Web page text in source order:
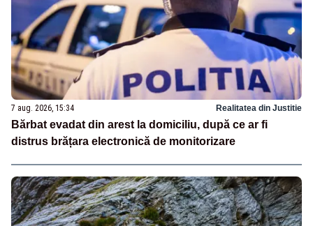
7 aug. 2026, 15:34 Realitatea din Justitie
Bărbat evadat din arest la domiciliu, după ce ar fi
distrus brățara electronică de monitorizare